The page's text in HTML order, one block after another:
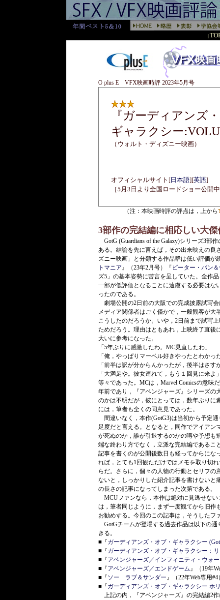
|
O plus E VFX映画時評 2023年5月号
『ガーディアンズ
ギャラクシー
（ウォルト・ディズニー映画）
オフィシャルサイト[ 日本語][英語]
［5月3日より全国ロードショー公開
（注：本映画時評の評点は，上から
3部作の完結編に相応しい大
GotG (Guardians of the Galaxy)シリーズ3部
ある。結論を先に言えば，その出来映えの良
ズニー映画」と分類する作品群は低い評価が
トマニア』（23年2月号）『 ピーター・パン
ズ5」の基本姿勢に苦言を呈していた。全作
一部が低評価となることに遠慮する必要は
ったのである。
劇場公開の2日前の大阪での完成披露試写
メディア関係者はごく僅かで，一般観客が
こうしたのだろうか。いや，2日前まで試写
ためだろう。理由はともあれ，上映終了直後
大いに参考になった。
「5年ぶりに感激したわ。MC見直したわ」
「俺，やっぱりマーベル好きやったとわかっ
「前半は訳が分からんかったが，後半はさす
「大満足や。彼女連れて，もう１回見に来よ
等々であった。MCは，Marvel Comicsの意味
年前であり，『アベンジャーズ』シリーズ
のかは不明だが，彼にとっては，数年ぶりに
には，筆者も全くの同意見であった。
間違いなく，本作(GotG3)は当初から予定
足度だと言える。となると，同作でアイア
が死ぬのか，誰が引退するのかの噂や予想も
端な終わり方でなく，立派な完結編であるこ
記事を書くのが公開後数日も経ってからにな
れば，とても1回観ただけではメモを取り切
らだ。さらに，個々の人物の行動とセリフ
ないと，しっかりした紹介記事を書けないと
の長さの記事になってしまった次第である。
MCUファンなら，本作は絶対に見逃せな
は，筆者同じように，まず一度観てから旧作
お勧めする。今回のこの記事は，そうしたフ
GotGチームが登場する過去作品は以下の通
きる。
■『ガーディアンズ・オブ・ギャラクシー
■『ガーディアンズ・オブ・ギャラクシー：
■『アベンジャーズ／インフィニティ・ウォー
■『アベンジャーズ／エンドゲーム』（19年
■『ソー ラブ＆サンダー』（22年Web専用#4
■『ガーディアンズ・オブ・ギャラクシー ホ
上記の内，『アベンジャーズ』の完結編2